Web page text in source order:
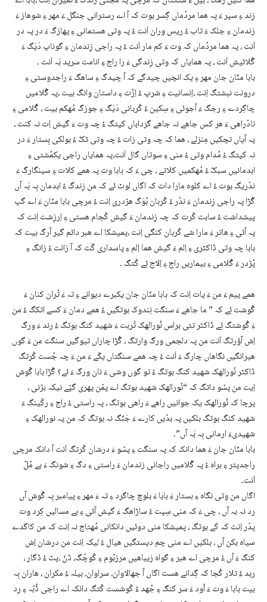
زِند ءِ سپر ءَ پہ ھما مردُماں گِسر بوت کہ آ اے رسترانی جنگل ءَ مھر ءِ شوھاز ءَ
زندمان ءِ جلک ءَ تاب ءُ ریس وران اَنت ءُ پہ وتی ھستمانی ءِ پھازگ ءَ در پہ در
اَنت ، پہ ھما مردُماں کہ وت ءَ کم مار اَنت ءُ پہ راجی زِندمان ءِ گوناپ دَیَگ ءَ
گُلائیش اَنت ، پہ ھمایاں کہ وتی زِندگی ءَ را راج ءِ انامت سرپد بَہ اَنت ۔
بابا منّان جان مھر ءِ یک انچیں چیدگے کہ آ چیدگ ءِ ساھگ ءَ راجدوستی ءِ
درونت نبشتگ اِنت ،اِنسانیت ءِ شرپ ءُ اِزّت ءِ داستان وانگ بیت ،پہ گُلامیں
چاگِردے ءِ رجگ ءَ آجوئی ءِ سِکین ءُ کُربانی دَیَگ ءِ جوزگ مُھکم بیت ، گُلامی ءِ
نادْراھی ءَ ھر کس جاھے نہ جاھے گرداباں کپتگ ءُ چہ وت ءَ گیش اِت نہ کنت ،
پہ آیاں تچکیں مِنزلے ، ھما کہ چہ وتی زات ءُ چہ وتی ٹکّ ءُ بولکی بِستار ءَ در
نہ کپتگ ءُ مُدام وتی ءُ منی ءِ سوتاں گال اَنت،پہ ھمایاں راجی یکمُشتی ءِ
ابدمانیں سبکّ ءُ مُھکمیں کلاتے ، چی ءَ کہ بابا وت پہ ھمے کلات ءِ سینگارگ ءَ
ندْریگ بوت ءُ اے کلوہ مارا دات کہ اگاں لوٹ ئے کہ من زِندگ ءُ ابدمان بِہ بَہ آں
گُڑا پہ راجی زِندمان ءَ ندْر ءُ کُربان بُوَگ ھژدری اِنت ءُ مرچی بابا منّان ءَ اے گپ
پیشداشت ءُ سابت کُرت کہ چہ زِندمان ءَ گیش کُجام ھستی ءِ اِرزِشت اِنت کہ
پہ آئی ءِ ھاتر ءَ مارا شے کُربان کنگی اِنت ،پمیشکا اے ھبر دائم گیر آرگ بیت کہ
بابا چہ وتی ڈاکٹری ءِ اِلم ءَ گیش ھما اِلم ءِ پاسداری کُت کہ آ زانت ءُ زانگ ءِ
پُژدر ءَ گُلامی ءِ بیماریں راج ءِ اِلاج ئِے کُتگ ۔
ھمے پیم ءَ من ءَ یات اِنت کہ بابا منّان جان یکبرے دیوانے ءِ تہ ءَ تْران کنان ءَ
گْوشت ئِے کہ ” ما جاھے ءَ سنگت نِندوک بوتگیں ءُ ھمے دمان ءَ کسے اتکگ ءُ من
ءَ گْوشتگ ئِے ڈاکٹر تئی براس نُورالھک تُربت ءَ شھید کنگ بوتگ ءُ رند ءَ ورگ
اِش آؤرتگ اَنت من پہ دلجمی ورگ وارتگ ، گُڑا چاراں تیوگیں سنگت من ءَ گوں
ھیرانگیں نگاھاں چارگ ءَ اَنت ءُ چہ ھمے سنگتاں یکّے ءَ من ءَ چہ جُست کُرتگ
ڈاکٹر نُورالھک شھید کنگ بوتگ ءُ تو گوں وشی ءَ نان ورگ ءَ ئے؟ گُڑا بابا گْوش
اِیت من پسّو داتگ کہ “نُورالھک شھید بوتگ اے پمّن پھری گپّے نیکہ بژنی ،
پرچا کہ نُورالھک یک جوانیں راھے ءَ راھی بوتگ ، پہ راستی ءُ راج ءِ رکّینگ ءَ
شھید کنگ بوتگ بلکیں پہ بدّیں کارے ءَ جَنّگ نہ بوتگ کہ من پہ نورالھک ءِ
شھیدیءَ ارمانی بِہ بَہ آں”۔
بابا منّان جان ءَ ھما دانک کہ پہ سنگت ءِ پسّو ءَ درشان کُرتگ اَنت آ دانک مرچی
راجدپتر ءِ براہ ءُ پہ گُلامیں راجانی زندمان ءَ راستی ءِ دگ ءِ شونگ ءَ بے مُلّ
اَنت۔
اگاں من وتی نگاہ ءِ بستار ءَ بابا ءَ بلوچ چاگرد ءِ تہ ءَ مھر ءِ پیامبر بِہ گْوش آں
رد نہ بہ آں ، چی ءَ کہ منی سِپت ءُ ساڑاھگ ءَ گیش آئی ءِ بے مسالیں کِرد وت
پدّر اِنت کہ کَے بوتگ ، پمیشکا منی دوئیں دانکانی مُھتاج نہ اِنت کہ من کاگدے
سیاہ بکن آں ، بلکیں اے منی چم دیستگیں ھیال ءُ لیکہ اِنت من درشان اِش
کنگ ءَ آں ءُ مرچی اے ھبر ءِ گواہ زیباھیں مرزبُوم ءِ کُوچّگ، ڈنّ ،پٹ ءُ ڈگار ،
ربد ءُ تلار کُجا کہ گِدانے ھست اگاں آ جھالاوان، سراوان، بیلہ ءُ مکران ، ھاران بِہ
بیت بابا ءَ وت ءَ اُود ءَ سر کنگ ءِ جُھد ءُ کُوشست کُتگ دانکہ اے راجی ڈُبّہ ءِ رِد